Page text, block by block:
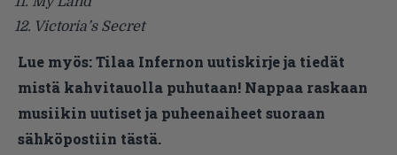
12. Victoria’s Secret
Lue myös:Tilaa Infernon uutiskirje ja tiedät
mistä kahvitauolla puhutaan! Nappaa raskaan
musiikin uutiset ja puheenaiheet suoraan
sähköpostiin tästä.